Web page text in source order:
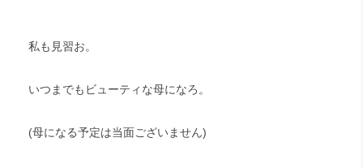
私も見習お。
いつまでもビューティな母になろ。
(母になる予定は当面ございません)